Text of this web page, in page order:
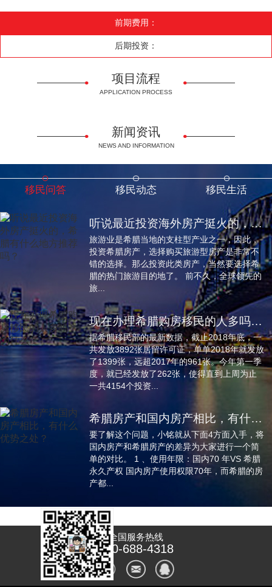
前期费用：
后期投资：
项目流程
APPLICATION PROCESS
新闻资讯
NEWS AND INFORMATION
移民问答 移民动态 移民生活
听说最近投资海外房产挺火的，希腊有什么地方推荐吗？
旅游业是希腊当地的支柱型产业之一，因此，
投资希腊房产，选择购买旅游型房产是非常不
错的选择。那么投资此类房产，当然要选择希
腊的热门旅游目的地了。 前不久，全球领先的
旅...
现在办理希腊购房移民的人多吗？为什么？
据希腊移民部的最新数据，截止2018年底，一
共发放3892张居留许可证，单单2018年就发放
了1399张，远超2017年的961张。今年第一季
度，就已经发放了262张，使得直到上周为止
一共4154个投资...
希腊房产和国内房产相比，有什么优势之处？
要了解这个问题，小铭就从下面4方面入手，将
国内房产和希腊房产的差异为大家进行一个简
单的对比。 1 、使用年限：国内70 年VS 希腊
永久产权 国内房产使用权限70年，而希腊的房
产都...
全国服务热线
400-688-4318